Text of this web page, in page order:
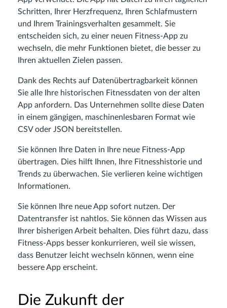
Schritten, Ihrer Herzfrequenz, Ihren Schlafmustern
und Ihrem Trainingsverhalten gesammelt. Sie
entscheiden sich, zu einer neuen Fitness-App zu
wechseln, die mehr Funktionen bietet, die besser zu
Ihren aktuellen Zielen passen.
Dank des Rechts auf Datenübertragbarkeit können
Sie alle Ihre historischen Fitnessdaten von der alten
App anfordern. Das Unternehmen sollte diese Daten
in einem gängigen, maschinenlesbaren Format wie
CSV oder JSON bereitstellen.
Sie können Ihre Daten in Ihre neue Fitness-App
übertragen. Dies hilft Ihnen, Ihre Fitnesshistorie und
Trends zu überwachen. Sie verlieren keine wichtigen
Informationen.
Sie können Ihre neue App sofort nutzen. Der
Datentransfer ist nahtlos. Sie können das Wissen aus
Ihrer bisherigen Arbeit behalten. Dies führt dazu, dass
Fitness-Apps besser konkurrieren, weil sie wissen,
dass Benutzer leicht wechseln können, wenn eine
bessere App erscheint.
Die Zukunft der